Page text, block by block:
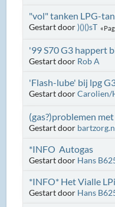
"vol" tanken LPG-
Gestart door)()()sT
'99 S70 G3 happert
Gestart door Rob A
'Flash-lube' bij lpg
Gestart doorCarolien/
(gas?)problemen
Gestart door
*INFO Autogas
Gestart door Hans
*INFO* Het Vialle
Gestart door Hans